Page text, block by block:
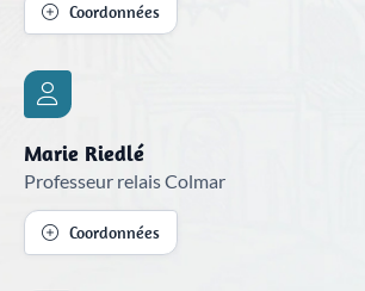
Coordonnées
Marie Riedlé
Professeur relais Colmar
Coordonnées